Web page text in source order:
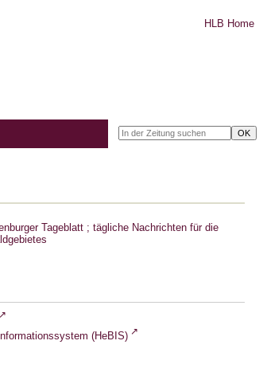
HLB Home
Tageblatt ; tägliche Nachrichten für die
(HeBIS)